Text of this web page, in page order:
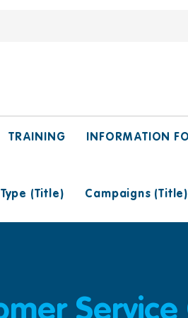
TRAINING INFORMATION
(Title) Campaigns (Title)